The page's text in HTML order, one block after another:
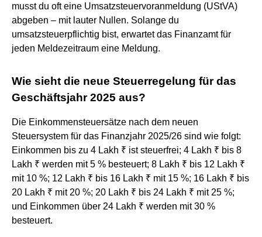
musst du oft eine Umsatzsteuervoranmeldung (UStVA)
abgeben – mit lauter Nullen. Solange du
umsatzsteuerpflichtig bist, erwartet das Finanzamt für
jeden Meldezeitraum eine Meldung.
Wie sieht die neue Steuerregelung für das
Geschäftsjahr 2025 aus?
Die Einkommensteuersätze nach dem neuen
Steuersystem für das Finanzjahr 2025/26 sind wie folgt:
Einkommen bis zu 4 Lakh ₹ ist steuerfrei; 4 Lakh ₹ bis 8
Lakh ₹ werden mit 5 % besteuert; 8 Lakh ₹ bis 12 Lakh ₹
mit 10 %; 12 Lakh ₹ bis 16 Lakh ₹ mit 15 %; 16 Lakh ₹ bis
20 Lakh ₹ mit 20 %; 20 Lakh ₹ bis 24 Lakh ₹ mit 25 %;
und Einkommen über 24 Lakh ₹ werden mit 30 %
besteuert.